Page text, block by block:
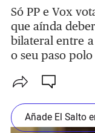
Só PP e Vox
que aínda
bilateral entre
o seu paso
Añade El Salto